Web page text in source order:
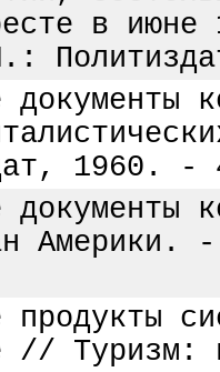
в
документы
1960. -
документы
продукты
// Туризм: